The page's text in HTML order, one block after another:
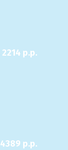
2214 p.p.
4389 p.p.